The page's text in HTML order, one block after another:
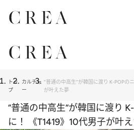
トッ
プ
カルチャ
ー
“普通の中高生“が韓国に渡り K-POPの
が叶えた夢
“普通の中高生“が韓国に渡り K-POPのニュースター
に！ 《T1419》10代男子が叶